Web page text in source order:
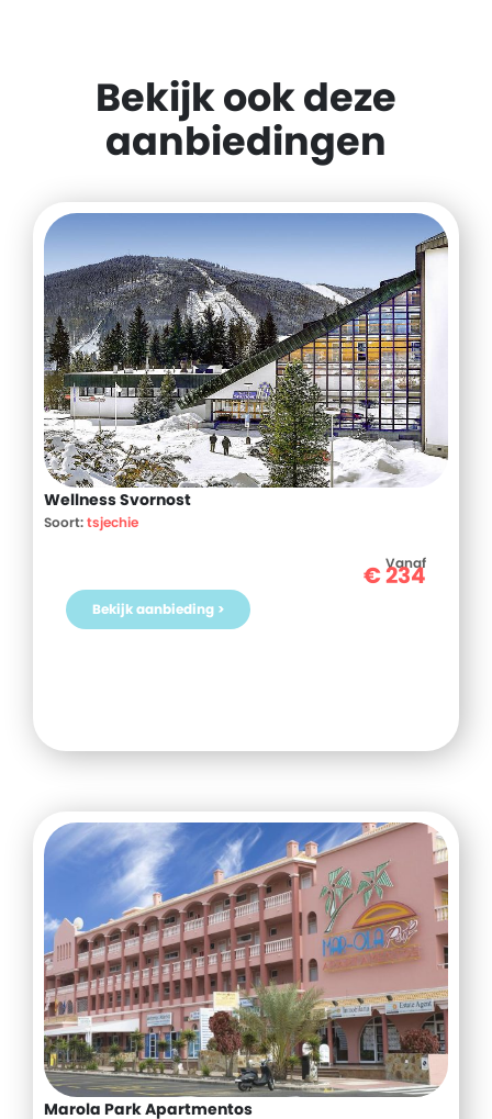
Bekijk ook deze
aanbiedingen
Wellness Svornost
Soort:tsjechie
Vanaf
€234
Bekijk aanbieding >
Marola Park Apartmentos